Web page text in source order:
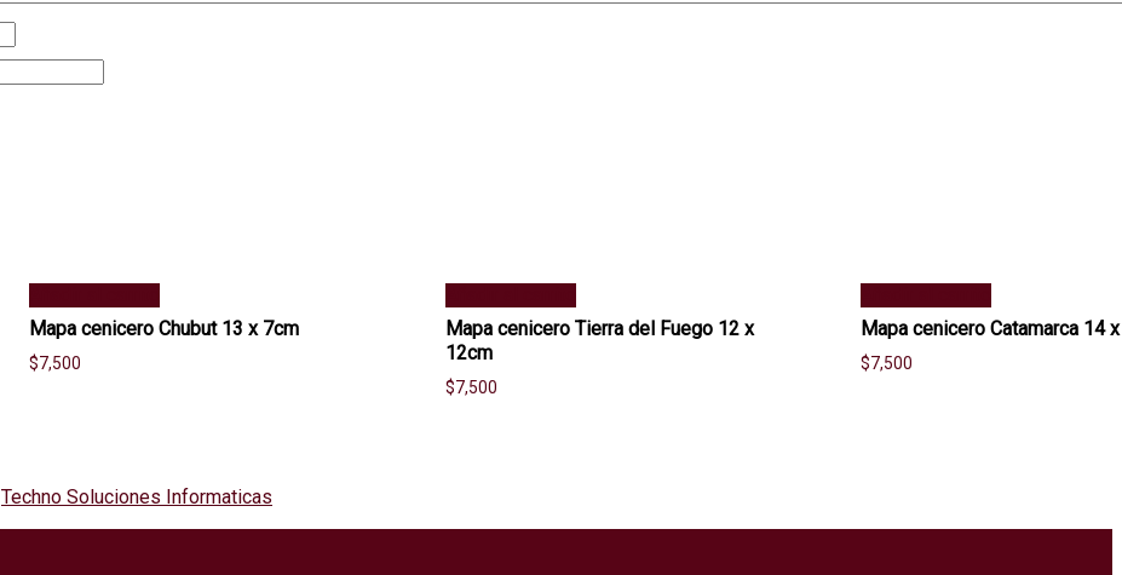
Mapa cenicero Chubut 13 x 7cm
$7,500
Mapa cenicero Tierra del Fuego 12 x
12cm
$7,500
Mapa cenicero Catamarca 14
$7,500
Techno Soluciones Informaticas